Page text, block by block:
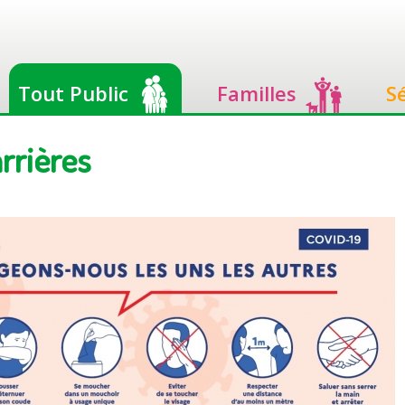
Tout Public Familles